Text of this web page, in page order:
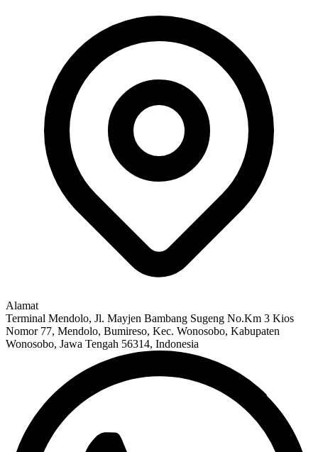
Alamat
Terminal Mendolo, Jl. Mayjen Bambang Sugeng No.Km 3 Kios
Nomor 77, Mendolo, Bumireso, Kec. Wonosobo, Kabupaten
Wonosobo, Jawa Tengah 56314, Indonesia